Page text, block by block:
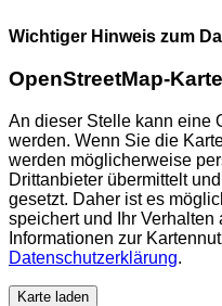
Wichtiger Hinweis zum
OpenStreetMap-Karte
An dieser Stelle kann eine
werden. Wenn Sie die
werden möglicherweise
Drittanbieter übermittelt
gesetzt. Daher ist es
speichert und Ihr
Informationen zur
Datenschutzerklärung.
Karte laden